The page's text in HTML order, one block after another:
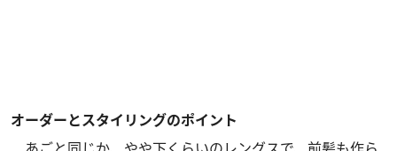
オーダーとスタイリングのポイント